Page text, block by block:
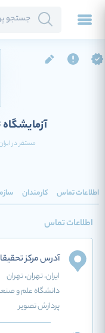
مستقر در
اطلاعات تماس کارمندان
اطلاعات تماس
آدرس مرکز
ایران، تهران، تهران
دانشگاه علم و
پردازش تصویر